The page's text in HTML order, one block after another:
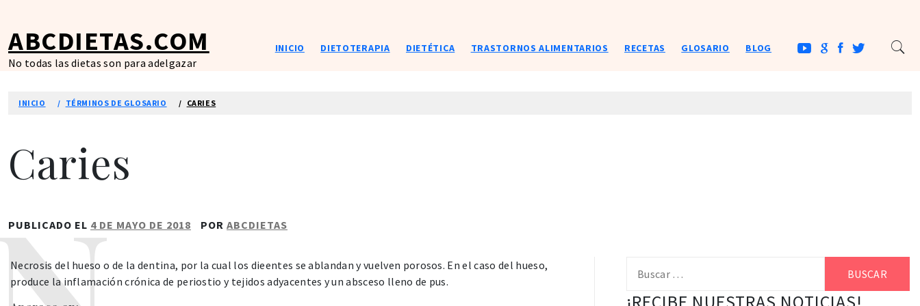
contenido
ABCDIETAS.COM
No todas las dietas son para adelgazar
INICIO DIETOTERAPIA DIETÉTICA TRASTORNOS ALIMENTARIOS RECETAS GLOSARIO BLOG
INICIO TÉRMINOS DE GLOSARIO CARIES
Caries
PUBLICADO EL 4 DE MAYO DE 2018 POR ABCDIETAS
Necrosis del hueso o de la dentina, por la cual los dieentes se ablandan y vuelven porosos. En el caso del hueso,
produce la inflamación crónica de periostio y tejidos adyacentes y un absceso lleno de pus.